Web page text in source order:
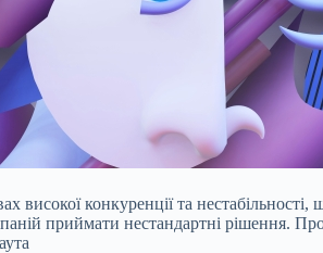
високої конкуренції та
приймати нестандартні рішення.